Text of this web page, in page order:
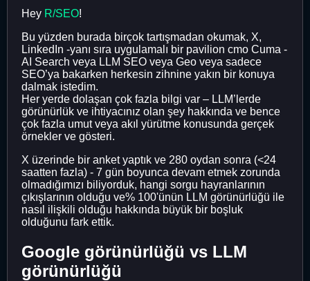
Hey R/SEO!
Bu yüzden burada birçok tartışmadan okumak, X,
LinkedIn -yanı sıra uygulamalı bir pavilion cmo Cuma -
AI Search veya LLM SEO veya Geo veya sadece
SEO’ya bakarken herkesin zihnine yakın bir konuya
dalmak istedim.
Her yerde dolaşan çok fazla bilgi var – LLM’lerde
görünürlük ve ihtiyacınız olan şey hakkında ve bence
çok fazla umut veya akıl yürütme konusunda gerçek
örnekler ve gösteri.
X üzerinde bir anket yaptık ve 280 oydan sonra (<24
saatten fazla) - 7 gün boyunca devam etmek zorunda
olmadığımızı biliyorduk, hangi sorgu hayranlarının
çıkışlarının olduğu ve% 100'ünün LLM görünürlüğü ile
nasıl ilişkili olduğu hakkında büyük bir boşluk
olduğunu fark ettik.
Google görünürlüğü vs LLM
görünürlüğü